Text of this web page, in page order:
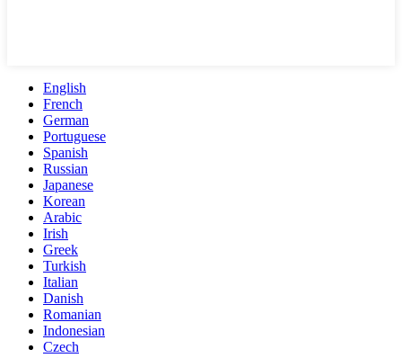
English
French
German
Portuguese
Spanish
Russian
Japanese
Korean
Arabic
Irish
Greek
Turkish
Italian
Danish
Romanian
Indonesian
Czech